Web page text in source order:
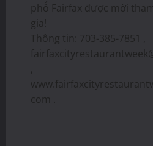
phố Fairfax được mời
gia!
Thông tin: 703-385-7851 ,
com .